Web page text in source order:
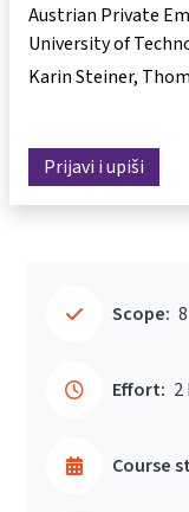
Austrian Private
University of
Karin Steiner
Prijavi i upiši
Scope:
Effort:
Course